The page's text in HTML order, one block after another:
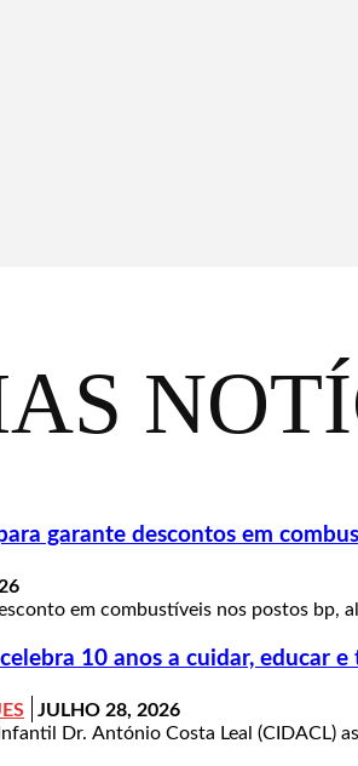
garante descontos em
em combustíveis nos postos bp,
10 anos a cuidar, educar
JULHO 28, 2026
Dr. António Costa Leal (CIDACL)